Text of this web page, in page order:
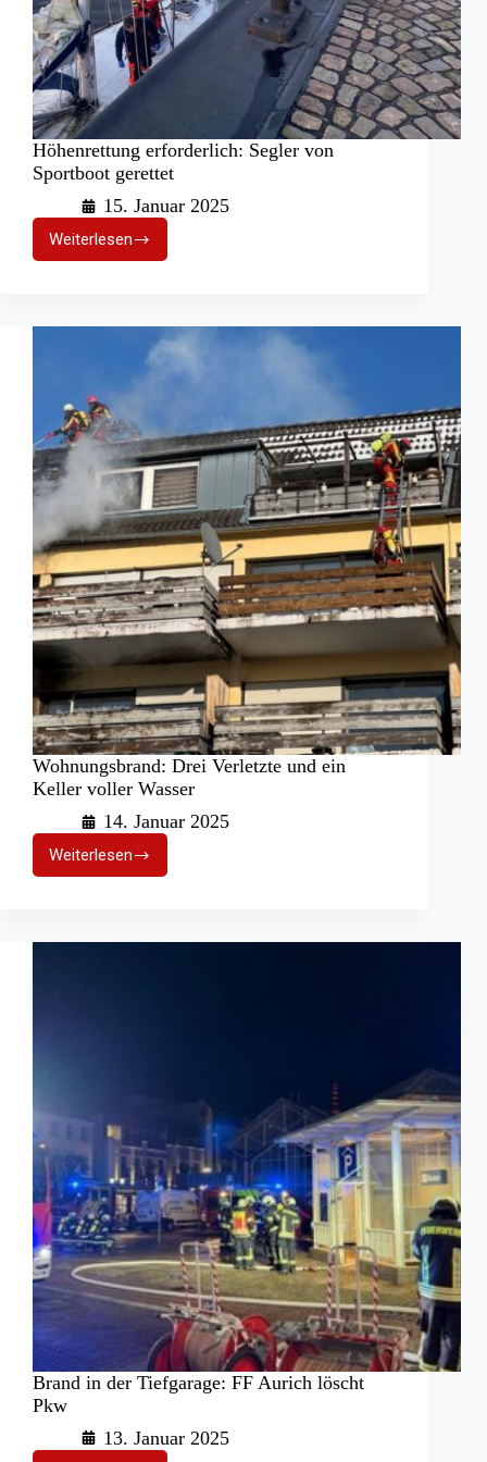
Höhenrettung erforderlich: Segler von
Sportboot gerettet
15. Januar 2025
WeiterlesenHöhenrettung
erforderlich:
Sportboot
gerettet
Wohnungsbrand: Drei Verletzte und ein
Keller voller Wasser
14. Januar 2025
WeiterlesenWohnungsbrand:
Drei
ein
Brand in der Tiefgarage: FF Aurich löscht
Pkw
13. Januar 2025